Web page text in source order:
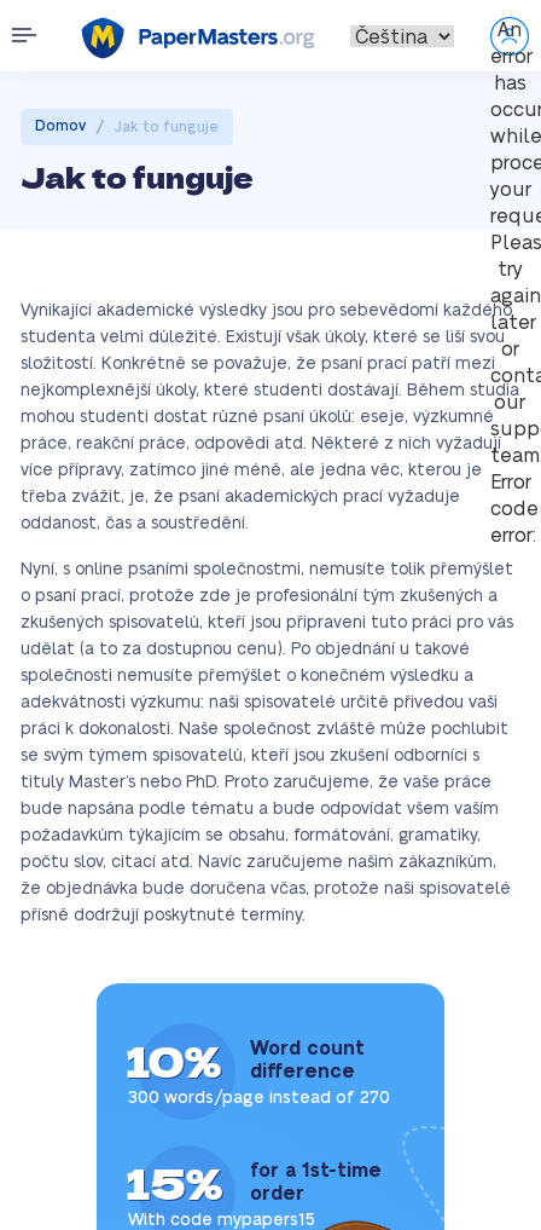
An
error
has
while
your
try
again
later
or
our
Error
code
error:
Domov / Jak to funguje
Jak to funguje
Vynikající akademické výsledky jsou pro sebevědomí každého
studenta velmi důležité. Existují však úkoly, které se liší svou
složitostí. Konkrétně se považuje, že psaní prací patří mezi
nejkomplexnější úkoly, které studenti dostávají. Během studia
mohou studenti dostat různé psaní úkolů: eseje, výzkumné
práce, reakční práce, odpovědi atd. Některé z nich vyžadují
více přípravy, zatímco jiné méně, ale jedna věc, kterou je
třeba zvážit, je, že psaní akademických prací vyžaduje
oddanost, čas a soustředění.
Nyní, s online psaními společnostmi, nemusíte tolik přemýšlet
o psaní prací, protože zde je profesionální tým zkušených a
zkušených spisovatelů, kteří jsou připraveni tuto práci pro vás
udělat (a to za dostupnou cenu). Po objednání u takové
společnosti nemusíte přemýšlet o konečném výsledku a
adekvátnosti výzkumu: naši spisovatelé určitě přivedou vaši
práci k dokonalosti. Naše společnost zvláště může pochlubit
se svým týmem spisovatelů, kteří jsou zkušení odborníci s
tituly Master’s nebo PhD. Proto zaručujeme, že vaše práce
bude napsána podle tématu a bude odpovídat všem vaším
požadavkům týkajícím se obsahu, formátování, gramatiky,
počtu slov, citací atd. Navíc zaručujeme našim zákazníkům,
že objednávka bude doručena včas, protože naši spisovatelé
přísně dodržují poskytnuté termíny.
10%
Word count
difference
300 words/page instead of 270
15%
for a 1st-time
order
With code mypapers15